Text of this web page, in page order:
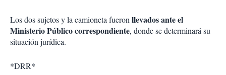
Los dos sujetos y la camioneta fueronllevados ante el
Ministerio Público correspondiente, donde se determinará su
situación jurídica.
*DRR*